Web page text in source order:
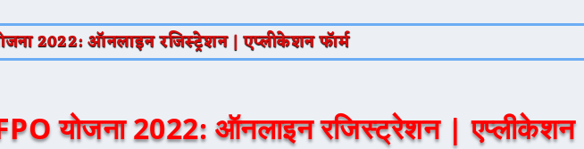
2022: ऑनलाइन रजिस्ट्रेशन | एप्लीकेशन फॉर्म
योजना 2022: ऑनलाइन रजिस्ट्रेशन | एप्लीकेशन